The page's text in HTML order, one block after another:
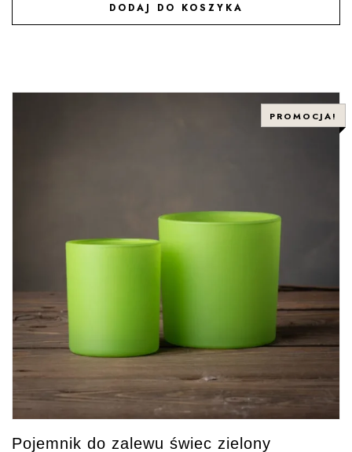
DODAJ DO KOSZYKA
DODAJ DO ULUBIONYCH
PROMOCJA!
Pojemnik do zalewu świec zielony